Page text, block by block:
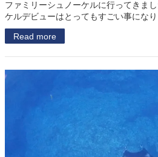
ファミリーシュノーケルに行ってきま
ケルデビューはとってもすごい事にな
Read more